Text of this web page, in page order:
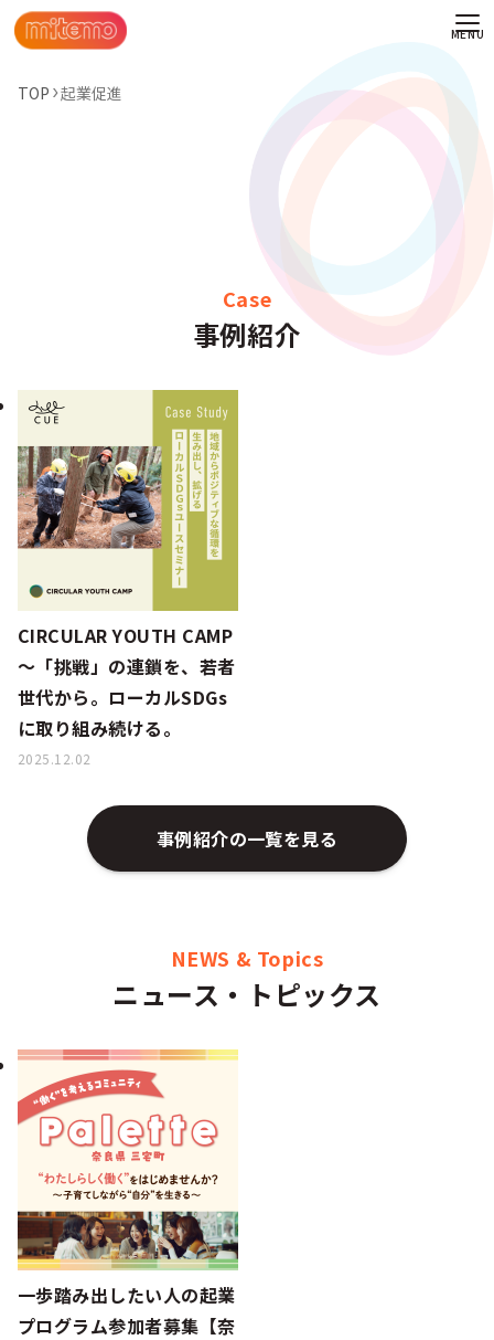
せ
報
ー
TOP 起業促進
Case
事例紹介
CIRCULAR YOUTH CAMP
～「挑戦」の連鎖を、若者
世代から。ローカルSDGs
に取り組み続ける。
2025.12.02
事例紹介の一覧を見る
NEWS & Topics
ニュース・トピックス
一歩踏み出したい人の起業
プログラム参加者募集【奈